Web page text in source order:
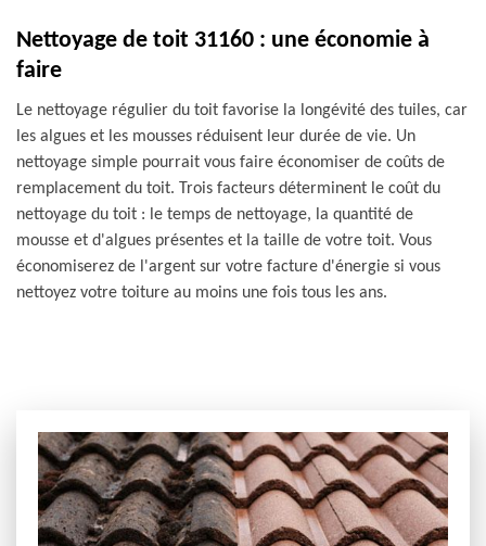
Nettoyage de toit 31160 : une économie à
faire
Le nettoyage régulier du toit favorise la longévité des tuiles, car
les algues et les mousses réduisent leur durée de vie. Un
nettoyage simple pourrait vous faire économiser de coûts de
remplacement du toit. Trois facteurs déterminent le coût du
nettoyage du toit : le temps de nettoyage, la quantité de
mousse et d'algues présentes et la taille de votre toit. Vous
économiserez de l'argent sur votre facture d'énergie si vous
nettoyez votre toiture au moins une fois tous les ans.